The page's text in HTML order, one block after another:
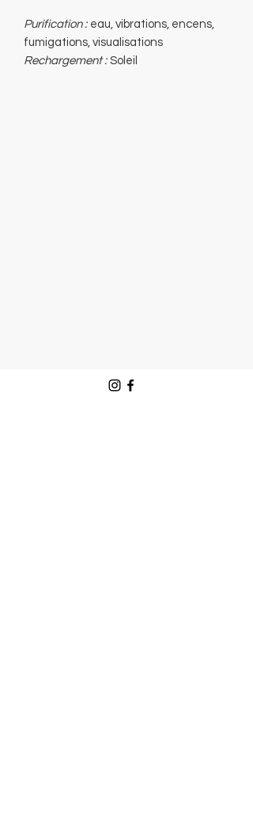
Purification : eau, vibrations, encens,
fumigations, visualisations
Rechargement : Soleil